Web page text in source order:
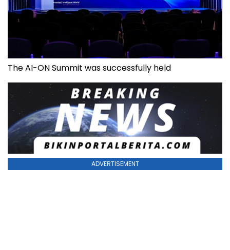
The AI-ON Summit was successfully held
ADVERTISEMENT